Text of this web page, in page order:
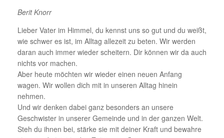
Berit Knorr
Lieber Vater im Himmel, du kennst uns so gut und du weißt,
wie schwer es ist, im Alltag allezeit zu beten. Wir werden
daran auch immer wieder scheitern. Dir können wir da auch
nichts vor machen.
Aber heute möchten wir wieder einen neuen Anfang
wagen. Wir wollen dich mit in unseren Alltag hinein
nehmen.
Und wir denken dabei ganz besonders an unsere
Geschwister in unserer Gemeinde und in der ganzen Welt.
Steh du ihnen bei, stärke sie mit deiner Kraft und bewahre